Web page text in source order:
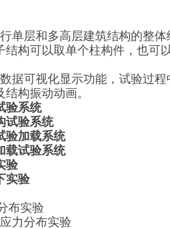
单层和多高层建筑结构的整
结构可以取单个柱构件，也可
据可视化显示功能，试验过
构振动动画。
验系统
试验系统
验加载系统
载试验系统
验
实验
布实验
力分布实验